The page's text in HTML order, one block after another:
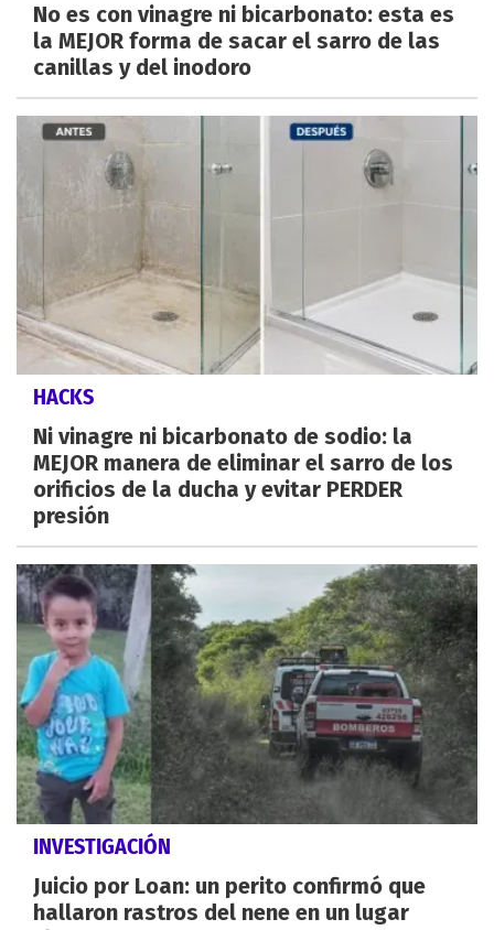
No es con vinagre ni bicarbonato: esta es
la MEJOR forma de sacar el sarro de las
canillas y del inodoro
HACKS
Ni vinagre ni bicarbonato de sodio: la
MEJOR manera de eliminar el sarro de los
orificios de la ducha y evitar PERDER
presión
INVESTIGACIÓN
Juicio por Loan: un perito confirmó que
hallaron rastros del nene en un lugar